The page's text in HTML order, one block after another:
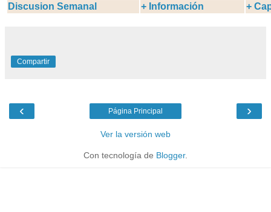
Discusion Semanal + Información +
Compartir
‹ ›
Página Principal
Ver la versión web
Con tecnología de Blogger.